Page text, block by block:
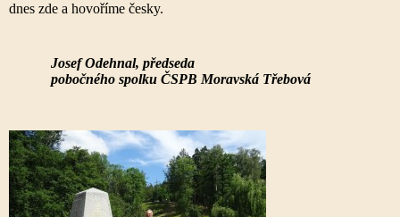
dnes zde a hovoříme česky.
Josef Odehnal, předseda
pobočného spolku ČSPB Moravská Třebová